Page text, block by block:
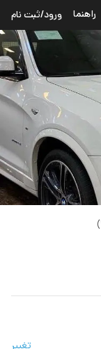
راهنما ورود/ثبت نام
)
تغییر